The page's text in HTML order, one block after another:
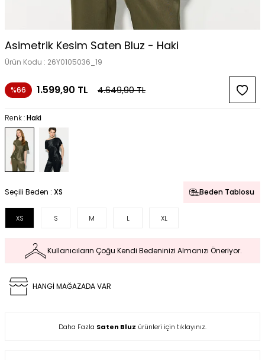
Asimetrik Kesim Saten Bluz - Haki
Ürün Kodu : 26Y0105036_19
%66 1.599,90 TL 4.649,90TL
Renk :Haki
Seçili Beden : XS Beden Tablosu
XS S M L XL
Kullanıcıların Çoğu Kendi Bedeninizi Almanızı Öneriyor.
HANGİ MAĞAZADA VAR
Daha Fazla Saten Bluz ürünleri için tıklayınız.